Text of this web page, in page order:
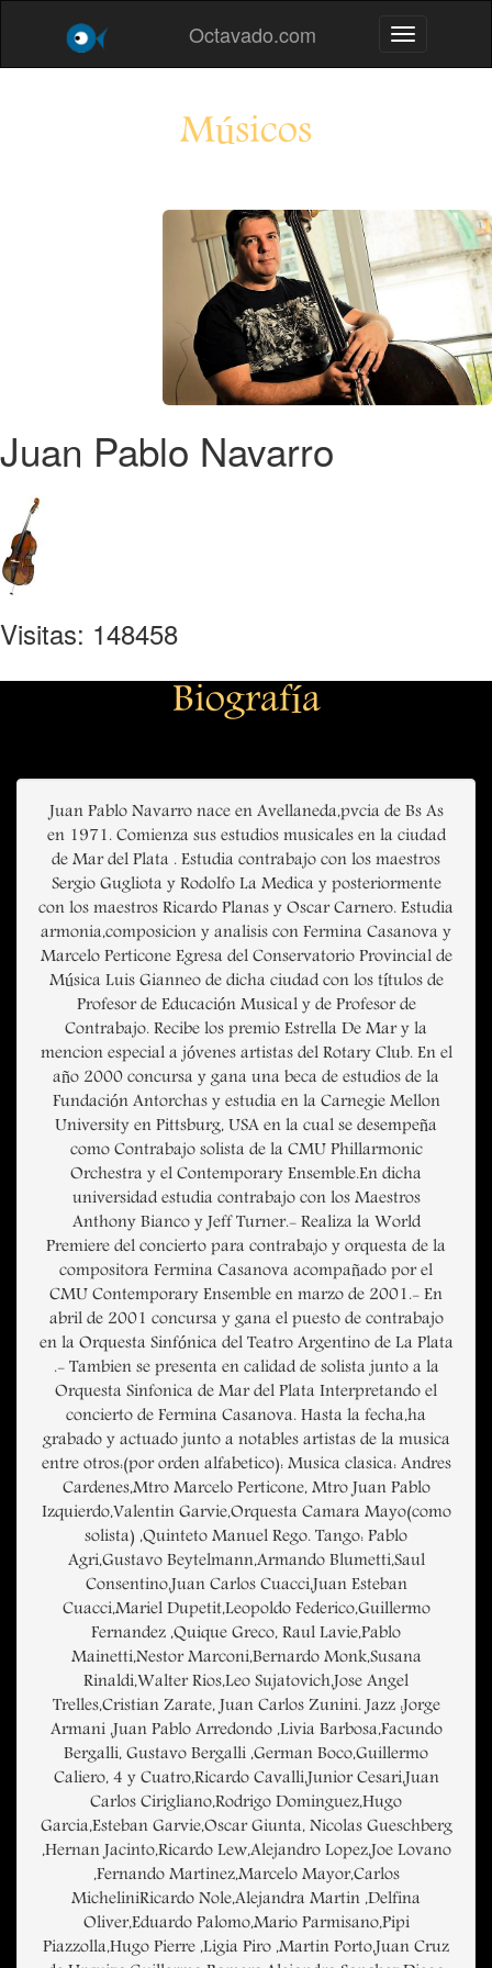
Octavado.com Toggle
Músicos
Juan Pablo Navarro
Visitas: 148458
Biografía
Juan Pablo Navarro nace en Avellaneda,pvcia de Bs As
en 1971. Comienza sus estudios musicales en la ciudad
de Mar del Plata . Estudia contrabajo con los maestros
Sergio Gugliota y Rodolfo La Medica y posteriormente
con los maestros Ricardo Planas y Oscar Carnero. Estudia
armonia,composicion y analisis con Fermina Casanova y
Marcelo Perticone Egresa del Conservatorio Provincial de
Música Luis Gianneo de dicha ciudad con los títulos de
Profesor de Educación Musical y de Profesor de
Contrabajo. Recibe los premio Estrella De Mar y la
mencion especial a jóvenes artistas del Rotary Club. En el
año 2000 concursa y gana una beca de estudios de la
Fundación Antorchas y estudia en la Carnegie Mellon
University en Pittsburg, USA en la cual se desempeña
como Contrabajo solista de la CMU Phillarmonic
Orchestra y el Contemporary Ensemble.En dicha
universidad estudia contrabajo con los Maestros
Anthony Bianco y Jeff Turner.- Realiza la World
Premiere del concierto para contrabajo y orquesta de la
compositora Fermina Casanova acompañado por el
CMU Contemporary Ensemble en marzo de 2001.- En
abril de 2001 concursa y gana el puesto de contrabajo
en la Orquesta Sinfónica del Teatro Argentino de La Plata
.- Tambien se presenta en calidad de solista junto a la
Orquesta Sinfonica de Mar del Plata Interpretando el
concierto de Fermina Casanova. Hasta la fecha,ha
grabado y actuado junto a notables artistas de la musica
entre otros:(por orden alfabetico): Musica clasica: Andres
Cardenes,Mtro Marcelo Perticone, Mtro Juan Pablo
Izquierdo,Valentin Garvie,Orquesta Camara Mayo(como
solista) ,Quinteto Manuel Rego. Tango: Pablo
Agri,Gustavo Beytelmann,Armando Blumetti,Saul
Consentino,Juan Carlos Cuacci,Juan Esteban
Cuacci,Mariel Dupetit,Leopoldo Federico,Guillermo
Fernandez ,Quique Greco, Raul Lavie,Pablo
Mainetti,Nestor Marconi,Bernardo Monk,Susana
Rinaldi,Walter Rios,Leo Sujatovich,Jose Angel
Trelles,Cristian Zarate, Juan Carlos Zunini. Jazz :Jorge
Armani ,Juan Pablo Arredondo ,Livia Barbosa,Facundo
Bergalli, Gustavo Bergalli ,German Boco,Guillermo
Caliero, 4 y Cuatro,Ricardo Cavalli,Junior Cesari,Juan
Carlos Cirigliano,Rodrigo Dominguez,Hugo
Garcia,Esteban Garvie,Oscar Giunta, Nicolas Gueschberg
,Hernan Jacinto,Ricardo Lew,Alejandro Lopez,Joe Lovano
,Fernando Martinez,Marcelo Mayor,Carlos
MicheliniRicardo Nole,Alejandra Martin ,Delfina
Oliver,Eduardo Palomo,Mario Parmisano,Pipi
Piazzolla,Hugo Pierre ,Ligia Piro ,Martin Porto,Juan Cruz